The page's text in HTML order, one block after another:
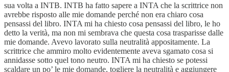
sua volta a INTB. INTB ha fatto sapere a INTA che la scrittrice non
avrebbe risposto alle mie domande perché non era chiaro cosa
pensassi del libro. INTA mi ha chiesto cosa pensassi del libro, le ho
detto la verità, ma non mi sembrava che questa cosa trasparisse dalle
mie domande. Avevo lavorato sulla neutralità appositamente. La
scrittrice che ammiro molto evidentemente aveva sgamato cosa si
annidasse sotto quel tono neutro. INTA mi ha chiesto se potessi
scaldare un po’ le mie domande, togliere la neutralità e aggiungere